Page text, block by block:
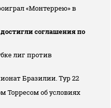
«Монтеррею» в
соглашения по
лиг против
Бразилии. Тур 22
Торресом об условиях